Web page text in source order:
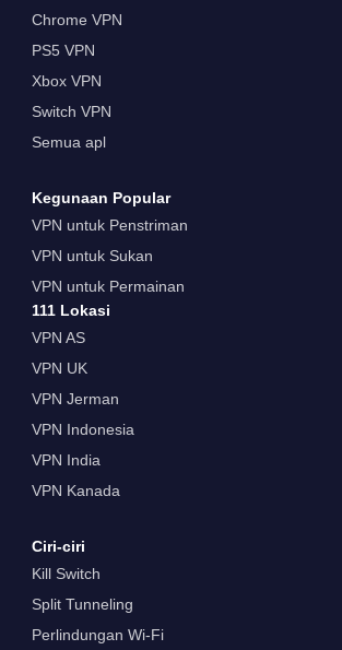
Chrome VPN
PS5 VPN
Xbox VPN
Switch VPN
Semua apl
Kegunaan Popular
VPN untuk Penstriman
VPN untuk Sukan
VPN untuk Permainan
111 Lokasi
VPN AS
VPN UK
VPN Jerman
VPN Indonesia
VPN India
VPN Kanada
Ciri-ciri
Kill Switch
Split Tunneling
Perlindungan Wi-Fi